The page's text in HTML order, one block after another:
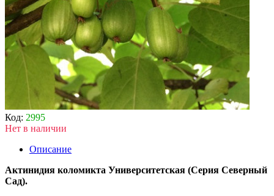
Код: 2995
Нет в наличии
Описание
Актинидия коломикта Университетская (Серия Северный
Сад).